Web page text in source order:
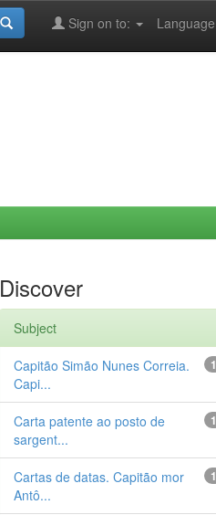
Language
Sign on to:
Discover
Subject
1
Capitão Simão Nunes Correia.
Capi...
1
Carta patente ao posto de
sargent...
1
Cartas de datas. Capitão mor
Antô...